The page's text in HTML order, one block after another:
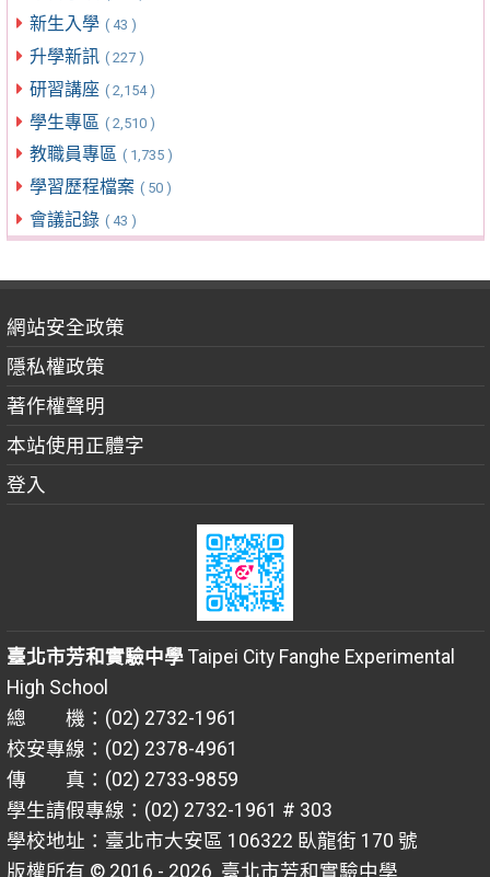
新生入學 ( 43 )
升學新訊 ( 227 )
研習講座 ( 2,154 )
學生專區 ( 2,510 )
教職員專區 ( 1,735 )
學習歷程檔案 ( 50 )
會議記錄 ( 43 )
網站安全政策
隱私權政策
著作權聲明
本站使用正體字
登入
臺北市芳和實驗中學Taipei City Fanghe Experimental
High School
總 機：(02) 2732-1961
校安專線：(02) 2378-4961
傳 真：(02) 2733-9859
學生請假專線：(02) 2732-1961 # 303
學校地址：臺北市大安區 106322 臥龍街 170 號
版權所有 © 2016 - 2026 臺北市芳和實驗中學